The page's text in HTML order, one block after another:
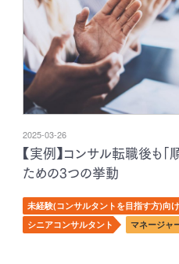
2025-03-26
【実例】コンサル転職後も「
ための3つの挙動
未経験(コンサルタントを目指す方)向け
シニアコンサルタント
マネージャ